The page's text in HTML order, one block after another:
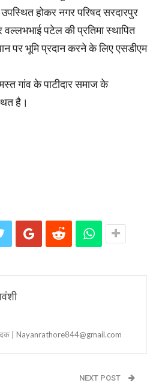
होकर नगर परिषद सरदारपुर
वल्लभभाई पटेल की प्रतिमा स्थापित
पर भूमि प्रदान करने के लिए एसडीएम
गांव के पाटीदार समाज के
है।
| Nayanrathore844@gmail.com
NEXT POST